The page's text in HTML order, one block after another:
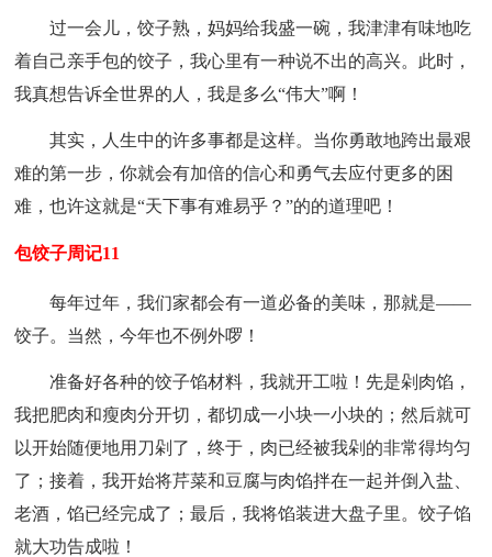
过一会儿，饺子熟，妈妈给我盛一碗，我津津有味地吃
着自己亲手包的饺子，我心里有一种说不出的高兴。此时，
我真想告诉全世界的人，我是多么“伟大”啊！
其实，人生中的许多事都是这样。当你勇敢地跨出最艰
难的第一步，你就会有加倍的信心和勇气去应付更多的困
难，也许这就是“天下事有难易乎？”的的道理吧！
包饺子周记11
每年过年，我们家都会有一道必备的美味，那就是——
饺子。当然，今年也不例外啰！
准备好各种的饺子馅材料，我就开工啦！先是剁肉馅，
我把肥肉和瘦肉分开切，都切成一小块一小块的；然后就可
以开始随便地用刀剁了，终于，肉已经被我剁的非常得均匀
了；接着，我开始将芹菜和豆腐与肉馅拌在一起并倒入盐、
老酒，馅已经完成了；最后，我将馅装进大盘子里。饺子馅
就大功告成啦！